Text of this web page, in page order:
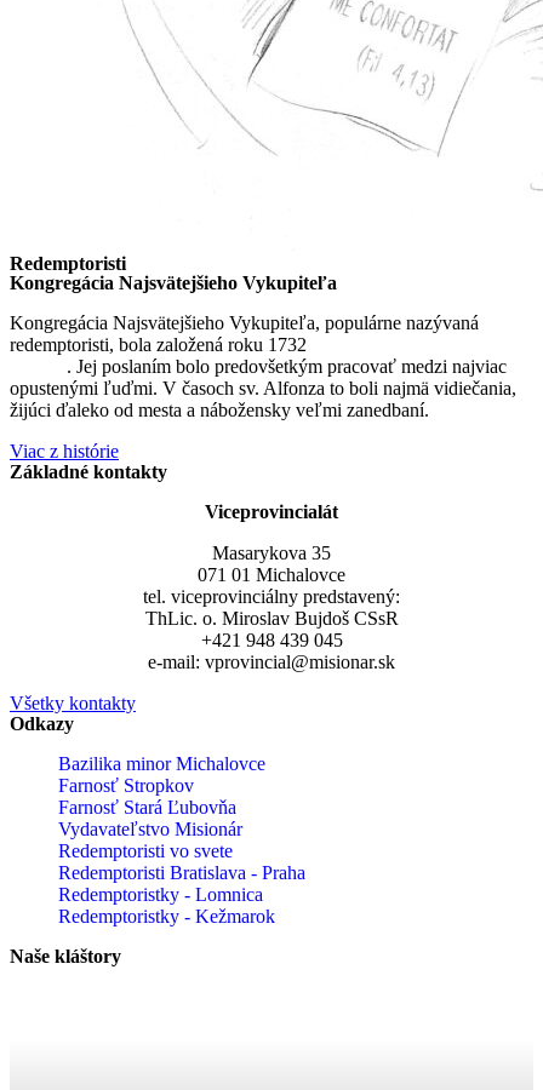
Redemptoristi
Kongregácia Najsvätejšieho Vykupiteľa
Kongregácia Najsvätejšieho Vykupiteľa, populárne nazývaná
redemptoristi, bola založená roku 1732
. Jej poslaním bolo predovšetkým pracovať medzi najviac
opustenými ľuďmi. V časoch sv. Alfonza to boli najmä vidiečania,
žijúci ďaleko od mesta a nábožensky veľmi zanedbaní.
Viac z histórie
Základné kontakty
Viceprovincialát
Masarykova 35
071 01 Michalovce
tel. viceprovinciálny predstavený:
ThLic. o. Miroslav Bujdoš CSsR
+421 948 439 045
e-mail: vprovincial@misionar.sk
Všetky kontakty
Odkazy
Bazilika minor Michalovce
Farnosť Stropkov
Farnosť Stará Ľubovňa
Vydavateľstvo Misionár
Redemptoristi vo svete
Redemptoristi Bratislava - Praha
Redemptoristky - Lomnica
Redemptoristky - Kežmarok
Naše kláštory